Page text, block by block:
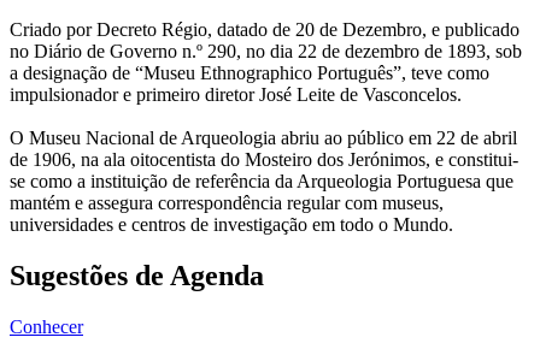
Criado por Decreto Régio, datado de 20 de Dezembro, e publicado
no Diário de Governo n.º 290, no dia 22 de dezembro de 1893, sob
a designação de “Museu Ethnographico Português”, teve como
impulsionador e primeiro diretor José Leite de Vasconcelos.
O Museu Nacional de Arqueologia abriu ao público em 22 de abril
de 1906, na ala oitocentista do Mosteiro dos Jerónimos, e constitui-
se como a instituição de referência da Arqueologia Portuguesa que
mantém e assegura correspondência regular com museus,
universidades e centros de investigação em todo o Mundo.
Sugestões de Agenda
Conhecer